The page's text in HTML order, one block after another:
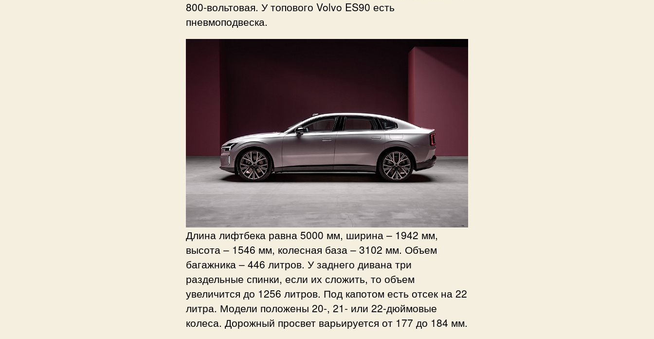
800-вольтовая. У топового Volvo ES90 есть
пневмоподвеска.
Длина лифтбека равна 5000 мм, ширина – 1942 мм,
высота – 1546 мм, колесная база – 3102 мм. Объем
багажника – 446 литров. У заднего дивана три
раздельные спинки, если их сложить, то объем
увеличится до 1256 литров. Под капотом есть отсек на 22
литра. Модели положены 20-, 21- или 22-дюймовые
колеса. Дорожный просвет варьируется от 177 до 184 мм.